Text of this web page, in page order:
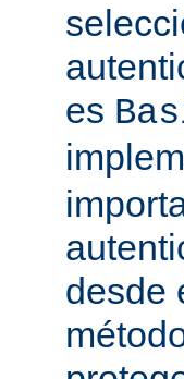
es
desde